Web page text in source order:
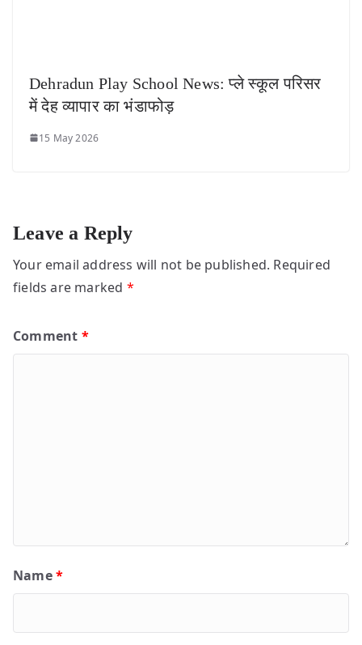
Dehradun Play School News: प्ले स्कूल परिसर
में देह व्यापार का भंडाफोड़
15 May 2026
Leave a Reply
Your email address will not be published. Required
fields are marked *
Comment *
Name*